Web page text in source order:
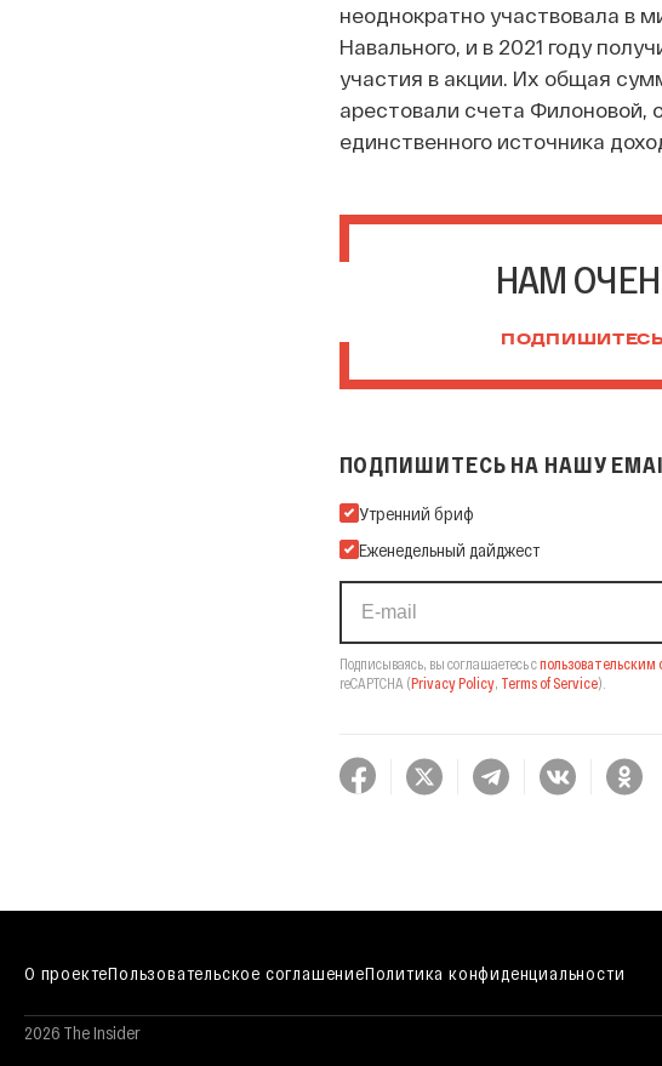
неоднократно участвовала в
Навального, и в 2021 году
участия в акции. Их общая
арестовали счета Филоновой,
единственного источника
НАМ
ПОДПИШИТЕСЬ НА НАШУ
Подпишитесь на нашу Email-рассылку
Утренний бриф
Еженедельный дайджест
Подписываясь, вы соглашаетесь с
reCAPTCHA (Privacy Policy, Terms of Service).
О проектеПользовательское соглашениеПолитика конфиденциальности
2026 The Insider